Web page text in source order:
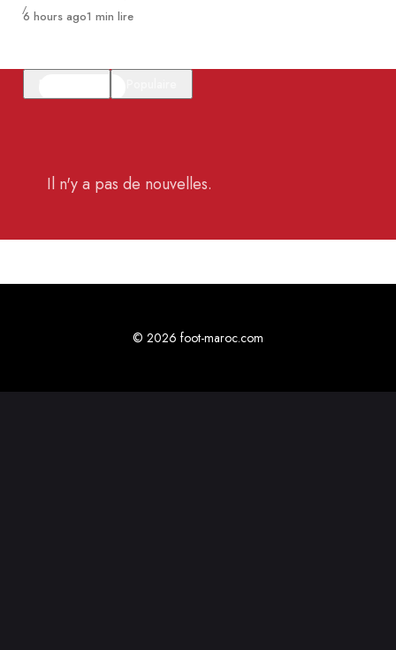
Publié
6 hours ago1 min lire
Il n'y a pas de nouvelles.
© 2026 foot-maroc.com